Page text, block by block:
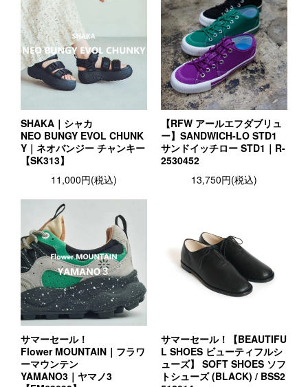
SHAKA｜シャカ
NEO BUNGY EVOL CHUNK
Y｜ネオバンジー チャンキー
【SK313】
11,000円(税込)
【RFW アールエフダブリュ
ー】SANDWICH-LO STD1
サンドイッチロー STD1｜R-
2530452
13,750円(税込)
サマーセール！
Flower MOUNTAIN｜フラワ
ーマウンテン
YAMANO3｜ヤマノ3
サマーセール！【BEAUTIFU
L SHOES ビューティフルシ
ューズ】 SOFT SHOES ソフ
トシューズ (BLACK) / BSS2